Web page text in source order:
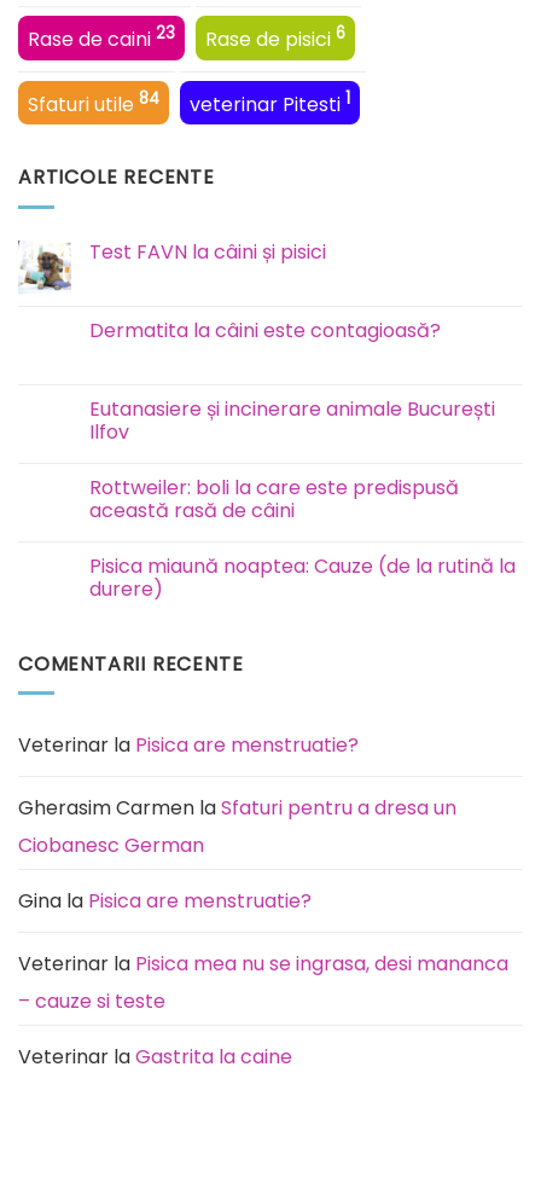
Rase de caini 23 Rase de pisici 6
Sfaturi utile 84 veterinar Pitesti 1
ARTICOLE RECENTE
Test FAVN la câini și pisici
Test
FAVN
pisici
Dermatita la câini este contagioasă?
Dermatita
la
câini
Eutanasiere și incinerare animale București
Ilfov
la
Eutanasiere
și
București
Ilfov
Rottweiler: boli la care este predispusă
această rasă de câini
la
Rottweiler:
boli
predispusă
Pisica miaună noaptea: Cauze (de la rutină la
durere)
Pisica
la
rutină
COMENTARII RECENTE
Veterinar la Pisica are menstruatie?
Gherasim Carmen laSfaturi pentru a dresa un
Ciobanesc German
Gina la Pisica are menstruatie?
Veterinar la Pisica mea nu se ingrasa, desi mananca
– cauze si teste
Veterinar laGastrita la caine